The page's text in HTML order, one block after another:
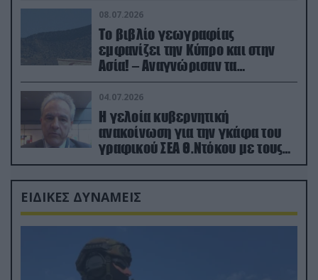
08.07.2026
Το βιβλίο γεωγραφίας
εμφανίζει την Κύπρο και στην
Ασία! – Αναγνώρισαν τα
κατεχόμενα; (φωτο)
04.07.2026
Η γελοία κυβερνητική
ανακοίνωση για την γκάφα του
γραφικού ΣΕΑ Θ.Ντόκου με τους
Ρώσους φαρσέρ
ΕΙΔΙΚΕΣ ΔΥΝΑΜΕΙΣ